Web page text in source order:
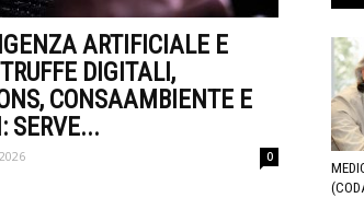
ARTIFICIALE E
DIGITALI,
CONSAAMBIENTE E
SERVE...
0